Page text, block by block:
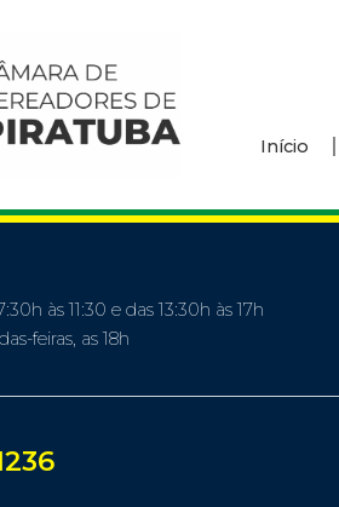
Início
às 11:30 e das 13:30h às 17h
feiras, as 18h